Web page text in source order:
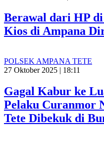
Berawal dari HP
Kios di Ampana
POLSEK AMPANA TETE
27 Oktober 2025 | 18:11
Gagal Kabur ke
Pelaku Curanmor
Tete Dibekuk di